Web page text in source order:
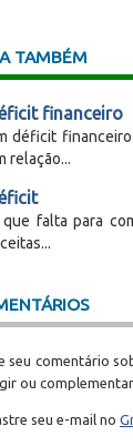
TAMBÉM
financeiro
déficit
relação...
falta para
seu comentário
ou
seu e-mail no